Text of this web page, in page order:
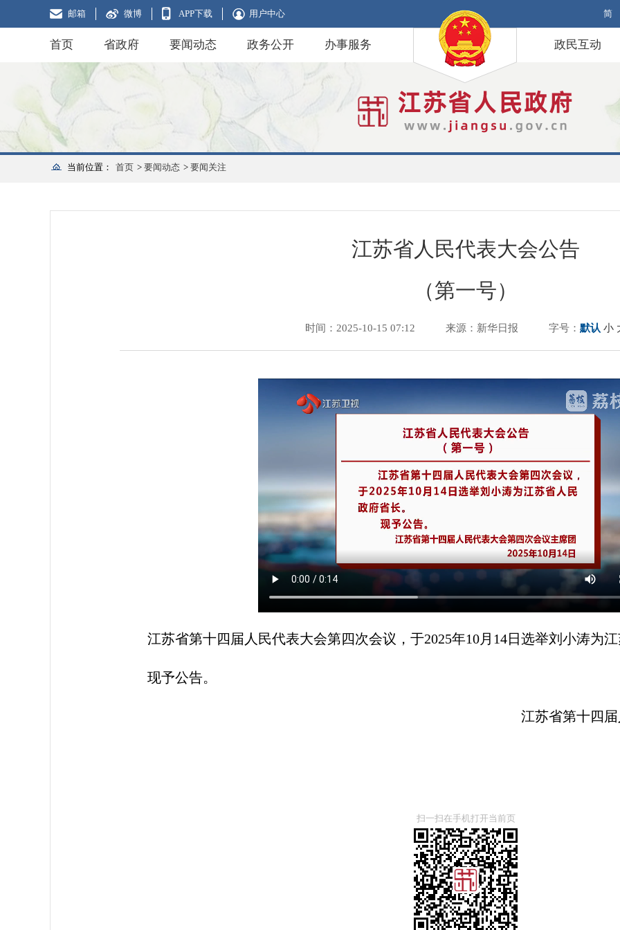
邮箱 微博 APP下载 用户中心 简
首页 省政府 要闻动态 政务公开 办事服务 政民互动
当前位置： 首页 > 要闻动态 > 要闻关注
江苏省人民代表大会公告
（第一号）
时间：2025-10-15 07:12 来源：新华日报 字号： 默认 小
江苏省第十四届人民代表大会第四次会议，于2025年10月14日选举刘小涛为
现予公告。
江苏省第十四
扫一扫在手机打开当前页